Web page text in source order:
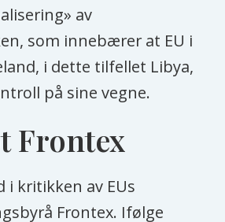
av
som innebærer at EU i
i dette tilfellet Libya,
på sine vegne.
Frontex
i kritikken av EUs
Frontex. Ifølge